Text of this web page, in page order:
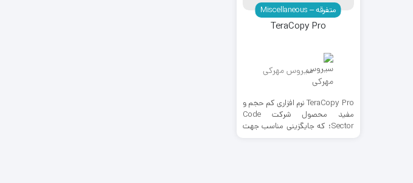
متفرقه – Miscellaneous
TeraCopy Pro
سیروس مهرکی
TeraCopy Pro نرم افزاری کم حجم و
مفید محصول شرکت Code
Sector؛ که جایگزینی مناسب جهت